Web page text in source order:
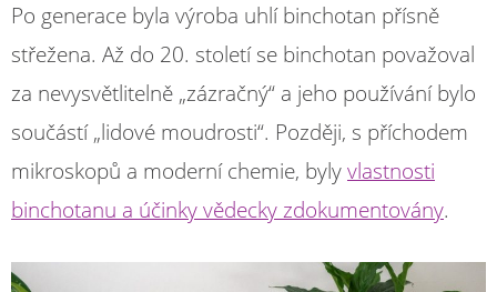
Po generace byla výroba uhlí binchotan přísně
střežena. Až do 20. století se binchotan považoval
za nevysvětlitelně „zázračný“ a jeho používání bylo
součástí „lidové moudrosti“. Později, s příchodem
mikroskopů a moderní chemie, bylyvlastnosti
binchotanu a účinky vědecky zdokumentovány.